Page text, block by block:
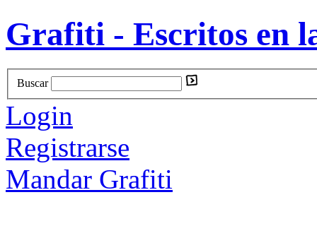
Grafiti - Escritos en
Buscar
Login
Registrarse
Mandar Grafiti